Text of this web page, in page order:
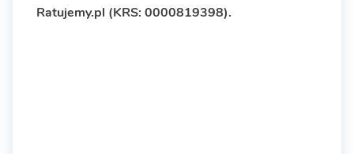
Ratujemy.pl (KRS: 0000819398).